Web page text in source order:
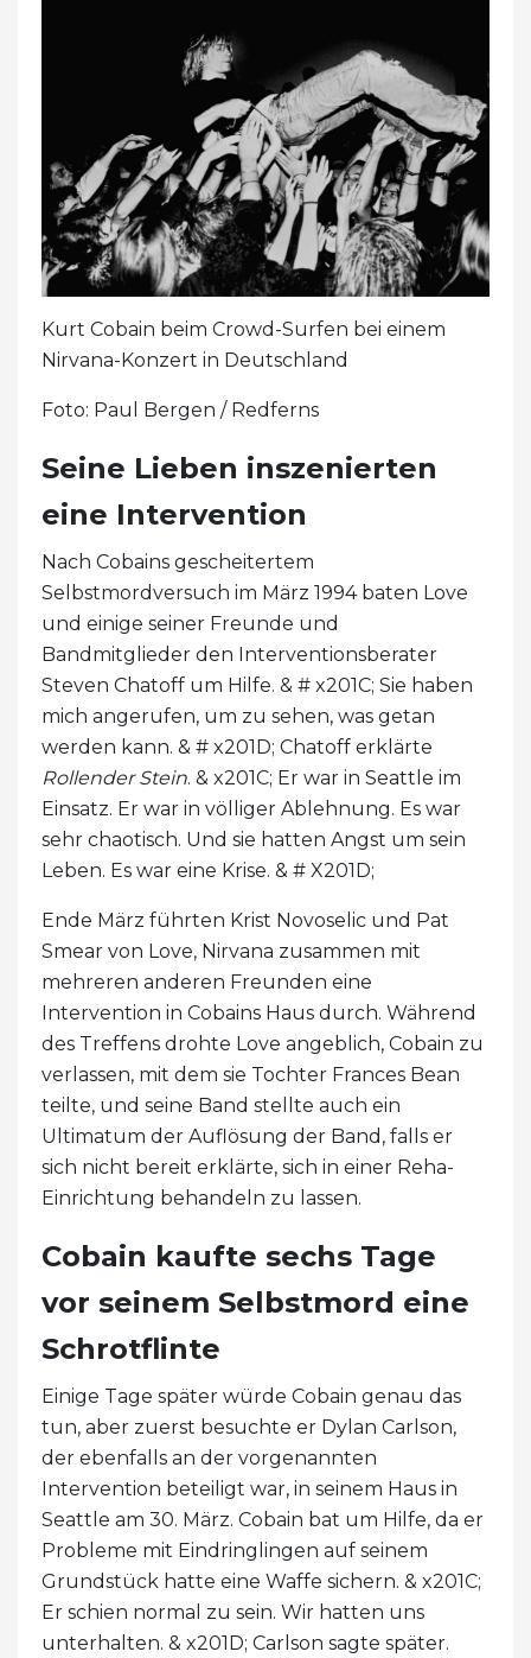
Kurt Cobain beim Crowd-Surfen bei einem
Nirvana-Konzert in Deutschland
Foto: Paul Bergen / Redferns
Seine Lieben inszenierten
eine Intervention
Nach Cobains gescheitertem
Selbstmordversuch im März 1994 baten Love
und einige seiner Freunde und
Bandmitglieder den Interventionsberater
Steven Chatoff um Hilfe. & # x201C; Sie haben
mich angerufen, um zu sehen, was getan
werden kann. & # x201D; Chatoff erklärte
Rollender Stein. & x201C; Er war in Seattle im
Einsatz. Er war in völliger Ablehnung. Es war
sehr chaotisch. Und sie hatten Angst um sein
Leben. Es war eine Krise. & # X201D;
Ende März führten Krist Novoselic und Pat
Smear von Love, Nirvana zusammen mit
mehreren anderen Freunden eine
Intervention in Cobains Haus durch. Während
des Treffens drohte Love angeblich, Cobain zu
verlassen, mit dem sie Tochter Frances Bean
teilte, und seine Band stellte auch ein
Ultimatum der Auflösung der Band, falls er
sich nicht bereit erklärte, sich in einer Reha-
Einrichtung behandeln zu lassen.
Cobain kaufte sechs Tage
vor seinem Selbstmord eine
Schrotflinte
Einige Tage später würde Cobain genau das
tun, aber zuerst besuchte er Dylan Carlson,
der ebenfalls an der vorgenannten
Intervention beteiligt war, in seinem Haus in
Seattle am 30. März. Cobain bat um Hilfe, da er
Probleme mit Eindringlingen auf seinem
Grundstück hatte eine Waffe sichern. & x201C;
Er schien normal zu sein. Wir hatten uns
unterhalten. & x201D; Carlson sagte später.